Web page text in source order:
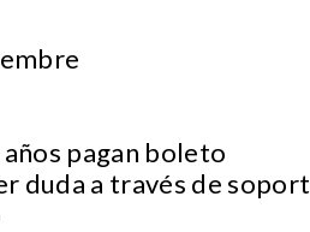
pagan boleto
duda a través de